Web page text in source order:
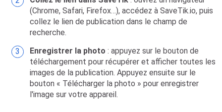
(Chrome, Safari, Firefox…), accédez à SaveTik.io, puis
collez le lien de publication dans le champ de
recherche.
Enregistrer la photo : appuyez sur le bouton de
téléchargement pour récupérer et afficher toutes les
images de la publication. Appuyez ensuite sur le
bouton « Télécharger la photo » pour enregistrer
l'image sur votre appareil.